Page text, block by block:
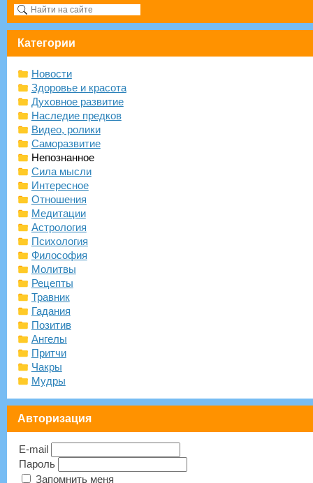
Категории
Новости
Здоровье и красота
Духовное развитие
Наследие предков
Видео, ролики
Саморазвитие
Непознанное
Сила мысли
Интересное
Отношения
Медитации
Астрология
Психология
Философия
Молитвы
Рецепты
Травник
Гадания
Позитив
Ангелы
Притчи
Чакры
Мудры
Авторизация
E-mail
Пароль
Запомнить меня